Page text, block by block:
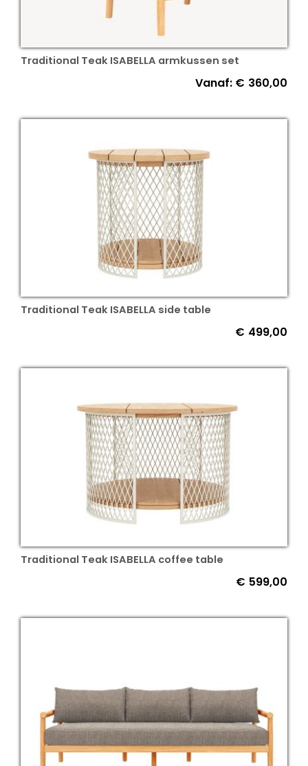
Traditional Teak ISABELLA armkussen set
Vanaf: € 360,00
Traditional Teak ISABELLA side table
€ 499,00
Traditional Teak ISABELLA coffee table
€ 599,00